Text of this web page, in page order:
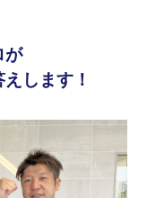
が
します！